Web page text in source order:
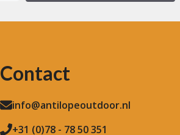
Contact
info@antilopeoutdoor.nl
+31 (0)78 - 78 50 351